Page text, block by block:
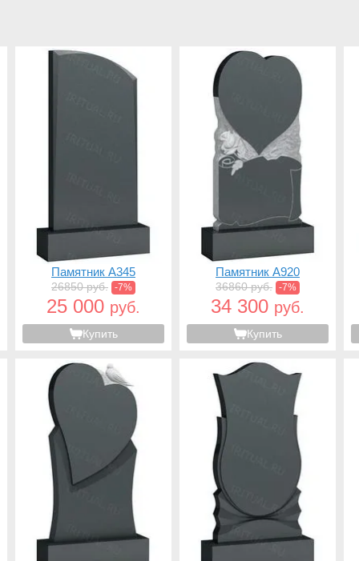
Памятник A345
26850 руб. -7%
25 000 руб.
Купить
Памятник A920
36860 руб. -7%
34 300 руб.
Купить